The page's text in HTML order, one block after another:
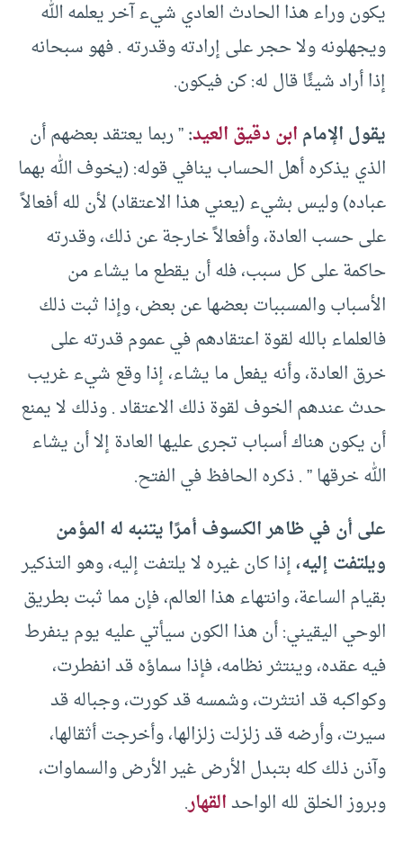
يكون وراء هذا الحادث العادي شيء آخر يعلمه الله
ويجهلونه ولا حجر على إرادته وقدرته . فهو سبحانه
إذا أراد شيئًا قال له: كن فيكون.
يقول الإمامابن دقيق العيد:” ربما يعتقد بعضهم أن
الذي يذكره أهل الحساب ينافي قوله: (يخوف الله بهما
عباده) وليس بشيء (يعني هذا الاعتقاد) لأن لله أفعالاً
على حسب العادة، وأفعالاً خارجة عن ذلك، وقدرته
حاكمة على كل سبب، فله أن يقطع ما يشاء من
الأسباب والمسببات بعضها عن بعض، وإذا ثبت ذلك
فالعلماء بالله لقوة اعتقادهم في عموم قدرته على
خرق العادة، وأنه يفعل ما يشاء، إذا وقع شيء غريب
حدث عندهم الخوف لقوة ذلك الاعتقاد . وذلك لا يمنع
أن يكون هناك أسباب تجرى عليها العادة إلا أن يشاء
الله خرقها ” . ذكره الحافظ في الفتح.
على أن في ظاهر الكسوف أمرًا يتنبه له المؤمن
ويلتفت إليه،إذا كان غيره لا يلتفت إليه، وهو التذكير
بقيام الساعة، وانتهاء هذا العالم، فإن مما ثبت بطريق
الوحي اليقيني: أن هذا الكون سيأتي عليه يوم ينفرط
فيه عقده، وينتثر نظامه، فإذا سماؤه قد انفطرت،
وكواكبه قد انتثرت، وشمسه قد كورت، وجباله قد
سيرت، وأرضه قد زلزلت زلزالها، وأخرجت أثقالها،
وآذن ذلك كله بتبدل الأرض غير الأرض والسماوات،
وبروز الخلق لله الواحدالقهار.